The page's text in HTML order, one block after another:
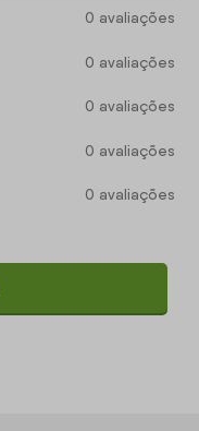
0 avaliações
0 avaliações
0 avaliações
0 avaliações
0 avaliações